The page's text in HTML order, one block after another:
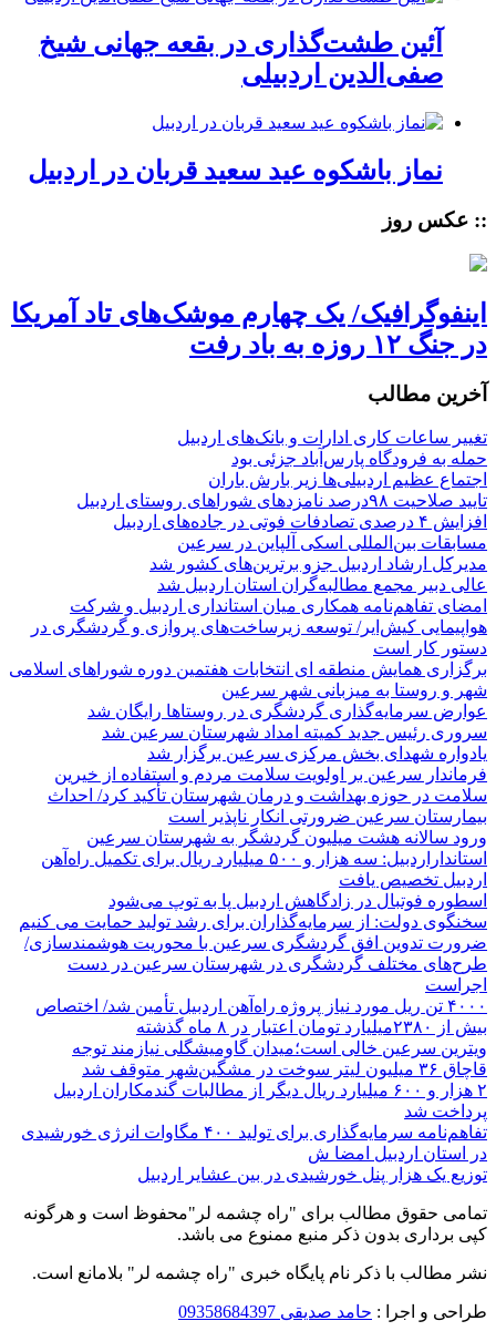
آئین طشت‌گذاری در بقعه جهانی شیخ
صفی‌الدین اردبیلی
نماز باشکوه عید سعید قربان در اردبیل
:: عکس روز
اینفوگرافیک/ یک چهارم موشک‌های تاد آمریکا
در جنگ ۱۲ روزه به باد رفت
آخرین مطالب
تغییر ساعات کاری ادارات و بانک‌های اردبیل
حمله به فرودگاه پارس‌‌آباد جزئی بود
اجتماع عظیم اردبیلی‌ها زیر بارش باران
تایید صلاحیت ۹۸درصد نامزدهای شوراهای روستای اردبیل
افزایش ۴ درصدی تصادفات فوتی در جاده‌های اردبیل
مسابقات بین‌المللی اسکی آلپاین در سرعین
مدیرکل ارشاد اردبیل جزو برترین‌های کشور شد
عالی دبیر مجمع مطالبه‌گران استان اردبیل شد
امضای تفاهم‌نامه همکاری میان استانداری اردبیل و شرکت
هواپیمایی کیش‌ایر/ توسعه زیرساخت‌های پروازی و گردشگری در
دستور کار است
برگزاری همایش منطقه ای انتخابات هفتمین دوره شوراهای اسلامی
شهر و روستا به میزبانی شهر سرعین
عوارض سرمایه‌گذاری گردشگری در روستاها رایگان شد
سروری رئیس جدید کمیته امداد شهرستان سرعین شد
یادواره شهدای بخش مرکزی سرعین برگزار شد
فرماندار سرعین بر اولویت سلامت مردم و استفاده از خیرین
سلامت در حوزه بهداشت و درمان شهرستان تأکید کرد/ احداث
بیمارستان سرعین ضرورتی انکار ناپذیر است
ورود سالانه هشت میلیون گردشگر به شهرستان سرعین
استانداراردبیل: سه هزار و ۵۰۰ میلیارد ریال برای تکمیل راه‌آهن
اردبیل تخصیص یافت
اسطوره فوتبال در زادگاهش اردبیل پا به توپ می‌شود
سخنگوی دولت: از سرمایه‌گذاران برای رشد تولید حمایت می کنیم
ضرورت تدوین افق گردشگری سرعین با محوریت هوشمندسازی/
طرح‌های مختلف گردشگری در شهرستان سرعین در دست
اجراست
۴۰۰۰ تن ریل مورد نیاز پروژه راه‌آهن اردبیل تأمین شد/ اختصاص
بیش از ۲۳۸۰میلیارد تومان اعتبار در ۸ ماه گذشته
ویترین سرعین خالی است؛میدان گاومیشگلی نیازمند توجه
قاچاق ۳۶ میلیون لیتر سوخت در مشگین‌شهر متوقف شد
۲ هزار و ۶۰۰‌ میلیارد ریال دیگر از مطالبات گندمکاران اردبیل
پرداخت شد
تفاهم‌نامه سرمایه‌گذاری برای تولید ۴۰۰ مگاوات انرژی خورشیدی
در استان اردبیل امضا ش
توزیع یک هزار پنل خورشیدی در بین عشایر اردبیل
تمامی حقوق مطالب برای "راه چشمه لر"محفوظ است و هرگونه
کپی برداری بدون ذکر منبع ممنوع می باشد.
نشر مطالب با ذکر نام پایگاه خبری "راه چشمه لر" بلامانع است.
طراحی و اجرا : حامد صدیقی 09358684397